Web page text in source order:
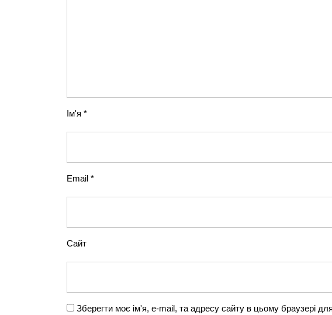
Ім'я *
Email *
Сайт
Зберегти моє ім'я, e-mail, та адресу сайту в цьому браузері